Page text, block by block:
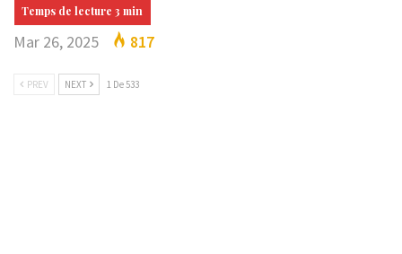
Mar 26, 2025 817
PREV NEXT 1 De 533